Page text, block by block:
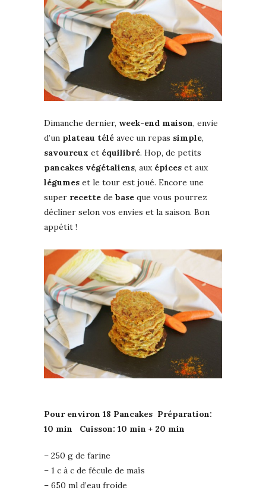
Dimanche dernier, week-end maison, envie
d’un plateau télé avec un repas simple,
savoureux et équilibré. Hop, de petits
pancakes végétaliens, aux épices et aux
légumes et le tour est joué. Encore une
super recette de base que vous pourrez
décliner selon vos envies et la saison. Bon
appétit !
Pour environ 18 Pancakes Préparation:
10 min Cuisson: 10 min + 20 min
– 250 g de farine
– 1 c à c de fécule de maïs
– 650 ml d’eau froide